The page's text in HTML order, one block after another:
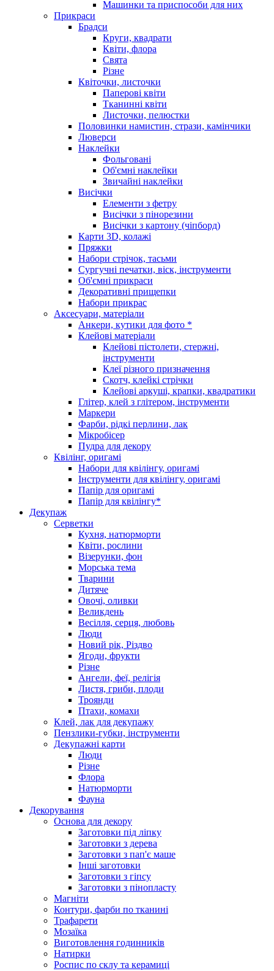
Машинки та приспособи для них
Прикраси
Брадси
Круги, квадрати
Квіти, флора
Свята
Різне
Квіточки, листочки
Паперові квіти
Тканинні квіти
Листочки, пелюстки
Половинки намистин, стрази, камінчики
Люверси
Наклейки
Фольговані
Об'ємні наклейки
Звичайні наклейки
Висічки
Елементи з фетру
Висічки з пінорезини
Висічки з картону (чіпборд)
Карти 3D, колажі
Пряжки
Набори стрічок, тасьми
Сургучні печатки, віск, інструменти
Об'ємні прикраси
Декоративні прищепки
Набори прикрас
Аксесуари, матеріали
Анкери, кутики для фото *
Клейові матеріали
Клейові пістолети, стержні,
інструменти
Клеї різного призначення
Скотч, клейкі стрічки
Клейові аркуші, крапки, квадратики
Глітер, клей з глітером, інструменти
Маркери
Фарби, рідкі перлини, лак
Мікробісер
Пудра для декору
Квілінг, оригамі
Набори для квілінгу, оригамі
Інструменти для квілінгу, оригамі
Папір для оригамі
Папір для квілінгу*
Декупаж
Серветки
Кухня, натюрморти
Квіти, рослини
Візерунки, фон
Морська тема
Тварини
Дитяче
Овочі, оливки
Великдень
Весілля, серця, любовь
Люди
Новий рік, Різдво
Ягоди, фрукти
Різне
Ангели, феї, релігія
Листя, гриби, плоди
Троянди
Птахи, комахи
Клей, лак для декупажу
Пензлики-губки, інструменти
Декупажні карти
Люди
Різне
Флора
Натюрморти
Фауна
Декорування
Основа для декору
Заготовки під ліпку
Заготовки з дерева
Заготовки з пап'є маше
Інші заготовки
Заготовки з гіпсу
Заготовки з пінопласту
Магніти
Контури, фарби по тканині
Трафарети
Мозаїка
Виготовлення годинників
Натирки
Роспис по склу та керамиці